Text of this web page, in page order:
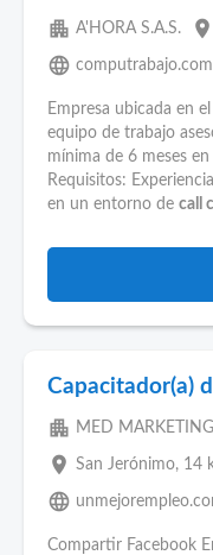
apartment A'HORA S.A.S. place
language computrabajo.com
Empresa ubicada en
equipo de trabajo
mínima de 6 meses
Requisitos:
en un entorno de call
Capacitador(a)
apartment MED MARKETING
place San Jerónimo, 14
language
Compartir Facebook